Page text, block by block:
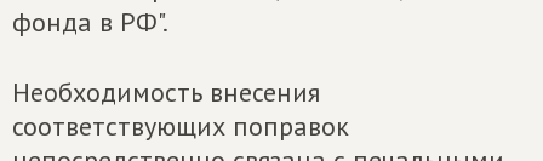
фонда в РФ".
Необходимость внесения
соответствующих поправок